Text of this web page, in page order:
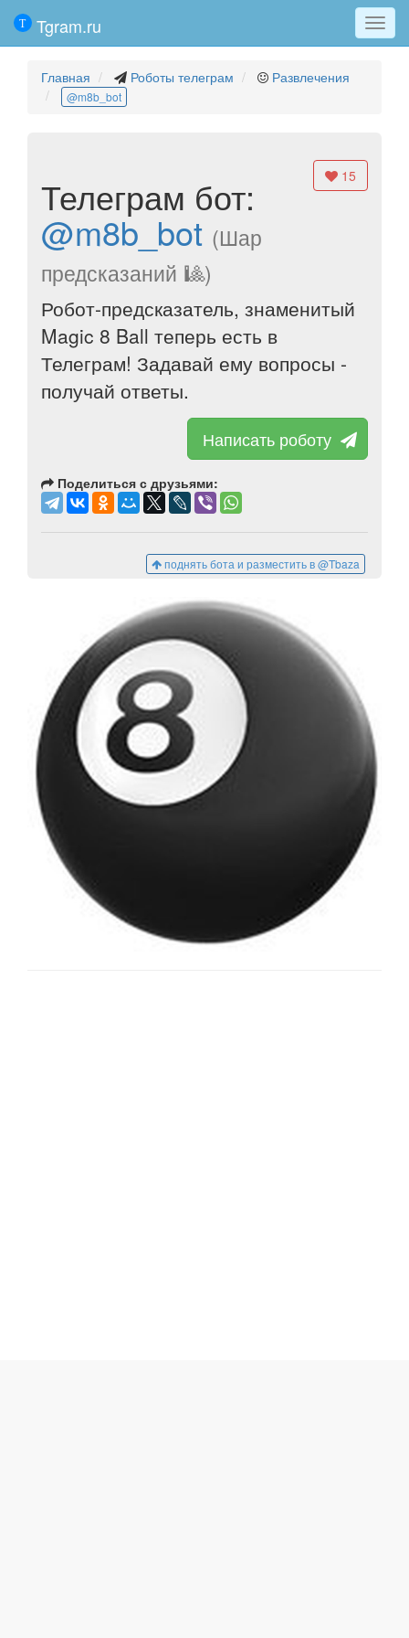
Меню
Tgram.ru
Главная Роботы телеграм Развлечения
@m8b_bot
15
Телеграм бот:
@m8b_bot (Шар
предсказаний 🎱)
Робот-предсказатель, знаменитый
Magic 8 Ball теперь есть в
Телеграм! Задавай ему вопросы -
получай ответы.
Написать роботу
Поделиться с друзьями:
поднять бота и разместить в @Tbaza